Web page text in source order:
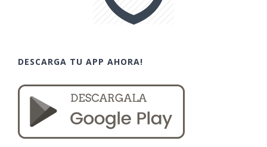
DESCARGA TU APP AHORA!